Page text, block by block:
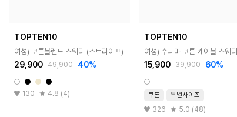
TOPTEN10
여성) 코튼블렌드 스웨터 (스트라이프)
29,900 49,900 40%
130 4.8 (4)
TOPTEN10
여성) 수피마 코튼 케이블 스웨터
15,900 39,900 60%
쿠폰 특별사이즈
326 5.0 (48)